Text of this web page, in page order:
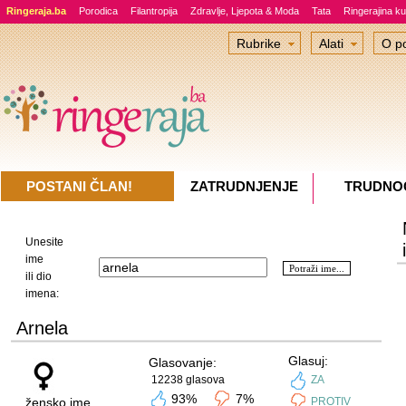
Ringeraja.ba Porodica Filantropija Zdravlje, Ljepota & Moda Tata Ringerajina
Unesite
ime
ili dio
imena:
Arnela
žensko ime
Glasovanje:
12238 glasova
93% 7%
Glasuj:
ZA
PROTIV
Rubrike Alati O
POSTANI ČLAN! ZATRUDNJENJE